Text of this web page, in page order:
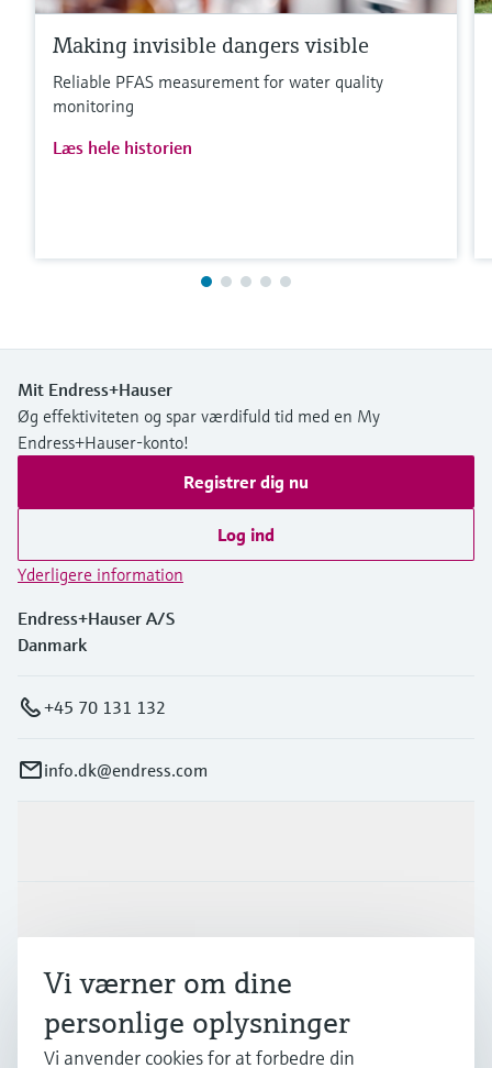
Making invisible dangers visible
Reliable PFAS measurement for water quality
monitoring
Læs hele historien
Mit Endress+Hauser
Øg effektiviteten og spar værdifuld tid med en My
Endress+Hauser-konto!
Registrer dig nu
Log ind
Yderligere information
Endress+Hauser A/S
Danmark
+45 70 131 132
info.dk@endress.com
Vi værner om dine
personlige oplysninger
Vi anvender cookies for at forbedre din